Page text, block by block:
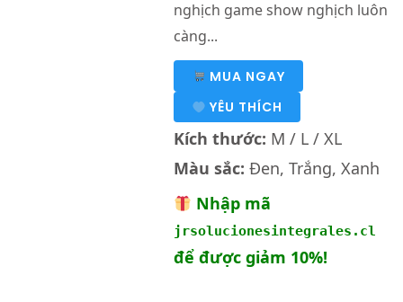
nghịch game show nghịch luôn
càng...
MUA NGAY
YÊU THÍCH
Kích thước: M / L / XL
Màu sắc: Đen, Trắng, Xanh
Nhập mã
jrsolucionesintegrales.cl
để được giảm 10%!